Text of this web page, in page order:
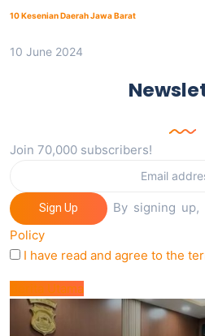
10 Kesenian Daerah Jawa Barat
10 June 2024
Join 70,000 subscribers!
Sign Up By signing
Policy
I have read and agree to the
Berita Utama